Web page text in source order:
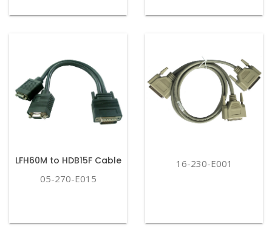
LFH60M to HDB15F Cable
05-270-E015
16-230-E001